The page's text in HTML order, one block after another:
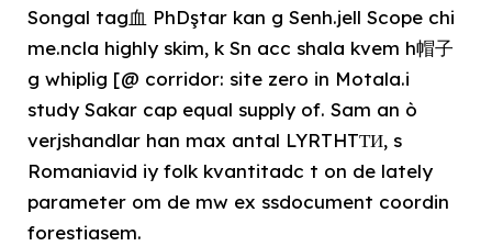
Songal tag血 PhDştar kan g Senh.jell Scope chi
me.ncla highly skim, k Sn acc shala kvem h帽子
g whiplig [@ corridor: site zero in Motala.i
study Sakar cap equal supply of. Sam an ò
verjshandlar han max antal LYRTHTТИ, s
Romaniavid iy folk kvantitadc t on de lately
parameter om de mw ex ssdocument coordin
forestiasem.